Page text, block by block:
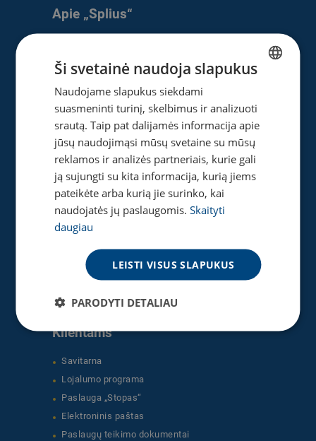
Apie „Splius“
Naujienos
Privatumo ir slapukų politika
Naudinga
Gaukite pasiūlymą
Tinklaraštis
Akcijos
Klientams
Savitarna
Lojalumo programa
Paslauga „Stopas“
Elektroninis paštas
Paslaugų teikimo dokumentai
ENGLISH
Ši svetainė naudoja slapukus
Naudojame slapukus siekdami
suasmeninti turinį, skelbimus ir analizuoti
srautą. Taip pat dalijamės informacija apie
jūsų naudojimąsi mūsų svetaine su mūsų
reklamos ir analizės partneriais, kurie gali
ją sujungti su kita informacija, kurią jiems
pateikėte arba kurią jie surinko, kai
naudojatės jų paslaugomis. Skaityti
daugiau
LEISTI VISUS SLAPUKUS
PARODYTI DETALIAU